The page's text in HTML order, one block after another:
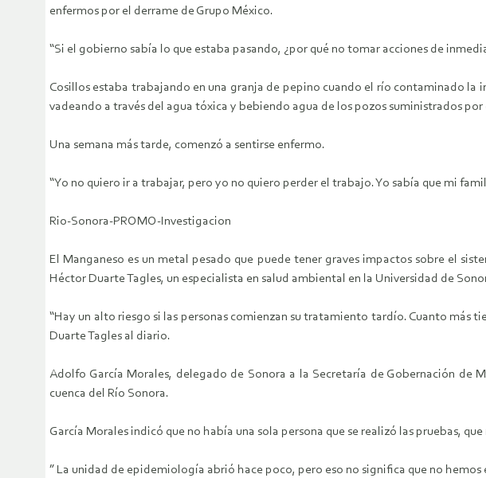
enfermos por el derrame de Grupo México.
“Si el gobierno sabía lo que estaba pasando, ¿por qué no tomar acciones de
Cosillos estaba trabajando en una granja de pepino cuando el río contaminado la
vadeando a través del agua tóxica y bebiendo agua de los pozos suministrados
Una semana más tarde, comenzó a sentirse enfermo.
“Yo no quiero ir a trabajar, pero yo no quiero perder el trabajo. Yo sabía que mi
Rio-Sonora-PROMO-Investigacion
El Manganeso es un metal pesado que puede tener graves impactos sobre el
Héctor Duarte Tagles, un especialista en salud ambiental en la Universidad de
“Hay un alto riesgo si las personas comienzan su tratamiento tardío. Cuanto más
Duarte Tagles al diario.
Adolfo García Morales, delegado de Sonora a la Secretaría de Gobernación de
cuenca del Río Sonora.
García Morales indicó que no había una sola persona que se realizó las pruebas,
” La unidad de epidemiología abrió hace poco, pero eso no significa que no